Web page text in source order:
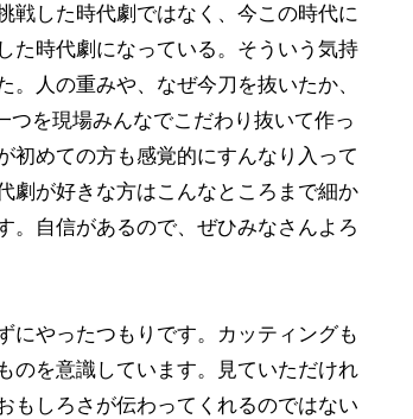
戦した時代劇ではなく、今この時代に
た時代劇になっている。そういう気持
人の重みや、なぜ今刀を抜いたか、
を現場みんなでこだわり抜いて作っ
初めての方も感覚的にすんなり入って
劇が好きな方はこんなところまで細か
。自信があるので、ぜひみなさんよろ
にやったつもりです。カッティングも
のを意識しています。見ていただけれ
もしろさが伝わってくれるのではない